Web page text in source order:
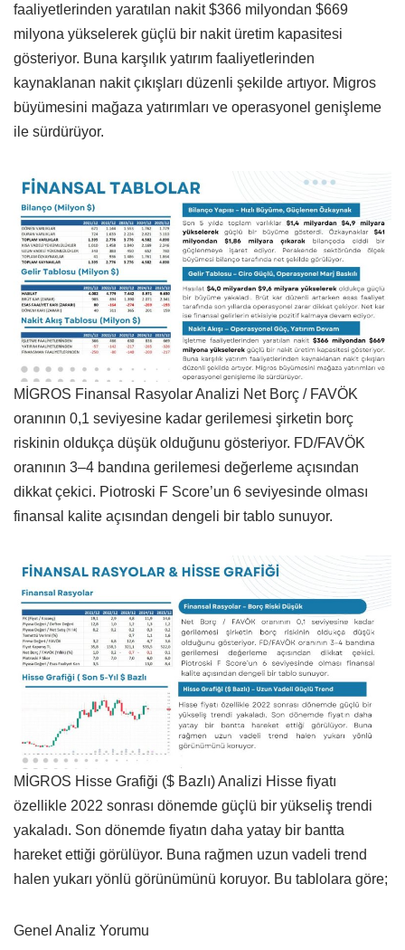
faaliyetlerinden yaratılan nakit $366 milyondan $669
milyona yükselerek güçlü bir nakit üretim kapasitesi
gösteriyor. Buna karşılık yatırım faaliyetlerinden
kaynaklanan nakit çıkışları düzenli şekilde artıyor. Migros
büyümesini mağaza yatırımları ve operasyonel genişleme
ile sürdürüyor.
MİGROS Finansal Rasyolar Analizi Net Borç / FAVÖK
oranının 0,1 seviyesine kadar gerilemesi şirketin borç
riskinin oldukça düşük olduğunu gösteriyor. FD/FAVÖK
oranının 3–4 bandına gerilemesi değerleme açısından
dikkat çekici. Piotroski F Score’un 6 seviyesinde olması
finansal kalite açısından dengeli bir tablo sunuyor.
MİGROS Hisse Grafiği ($ Bazlı) Analizi Hisse fiyatı
özellikle 2022 sonrası dönemde güçlü bir yükseliş trendi
yakaladı. Son dönemde fiyatın daha yatay bir bantta
hareket ettiği görülüyor. Buna rağmen uzun vadeli trend
halen yukarı yönlü görünümünü koruyor. Bu tablolara göre;
Genel Analiz Yorumu